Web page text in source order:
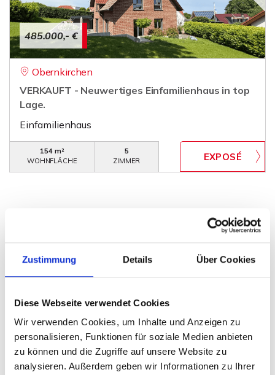
Zustimmung Details Über Cookies
Diese Webseite verwendet Cookies
Wir verwenden Cookies, um Inhalte und Anzeigen zu
personalisieren, Funktionen für soziale Medien anbieten
zu können und die Zugriffe auf unsere Website zu
analysieren. Außerdem geben wir Informationen zu Ihrer
485.000,- €
Obernkirchen
VERKAUFT - Neuwertiges Einfamilienhaus in top
Lage.
Einfamilienhaus
154 m²
WOHNFLÄCHE
5
ZIMMER
Bad Eilsen Bad Oeynhausen Bad Salzuflen
Bückeburg
Minden / Rodenbeck Minden Kutenhausen
Obernkirchen Petershagen Petershagen / Bierde
Petershagen / Döhren Petershagen / Eldagsen
Petershagen / Friedewalde Porta Westfalica
Porta Westfalica / Barkhausen